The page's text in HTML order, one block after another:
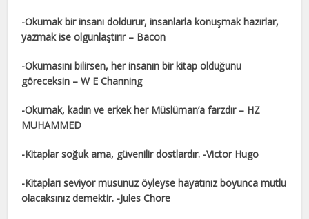
-Okumak bir insanı doldurur, insanlarla konuşmak hazırlar,
yazmak ise olgunlaştırır – Bacon
-Okumasını bilirsen, her insanın bir kitap olduğunu
göreceksin – W E Channing
-Okumak, kadın ve erkek her Müslüman’a farzdır – HZ
MUHAMMED
-Kitaplar soğuk ama, güvenilir dostlardır. -Victor Hugo
-Kitapları seviyor musunuz öyleyse hayatınız boyunca mutlu
olacaksınız demektir. -Jules Chore